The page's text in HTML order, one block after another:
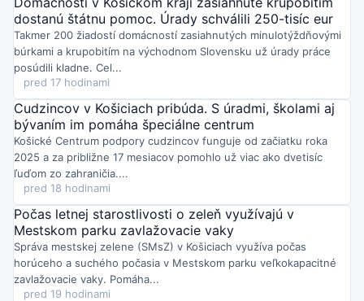
Piatok o 10:11
V košickej mestskej časti Barca opäť zaznamenali krádež,
ktorá znepokojuje miestnych.Úrady vyzývajú obyvateľov na
zvýšenú opatrnosť, dôsledné zamykanie nehnuteľností a pri
podozrivých aktivitách okamžitý kontakt s políciou.
Piatok o 10:06
Zastávka Palackého v Košiciach prechádza rekonštrukciou v
rámci modernizácie MHD.Pribudnú bezbariérové úpravy aj nové
vybavenie, práce majú byť hotové do 24. augusta 2026.
Štvrtok o 20:17
V Košiciach-Krásnej slávnostne otvorili park pri Kostole sv.
Cyrila a Metoda, ktorý nesie meno kňaza Juraja Semivana, a
odhalili mu aj pamätnú tabuľu. Spomienkové podujatie pokračuje
v piatok a sobotu kultúrnym programom a predstavením
publikácie o Semivanovi.
Štvrtok o 14:57
V Košiciach platí čas zvýšeného nebezpečenstva vzniku
požiaru:OR HaZZ ho vyhlásilo pre okresy Košice I až IV od 4.
augusta 2026 od 12:00 až do odvolania. Hasiči vyzývajú
obyvateľov na zvýšenú opatrnosť a dodržiavanie
dostanú štátnu pomoc. Úrady schválili 250-tisíc eur
Takmer 200 žiadostí domácností zasiahnutých minulotýždňovými
búrkami a krupobitím na východnom Slovensku už úrady práce
posúdili kladne. Cel...
pred 17 hodinami
Cudzincov v Košiciach pribúda. S úradmi, školami aj
bývaním im pomáha špeciálne centrum
Košické Centrum podpory cudzincov funguje od začiatku roka
2025 a za približne 17 mesiacov pomohlo už viac ako dvetisíc
ľuďom zo zahraničia....
pred 18 hodinami
Počas letnej starostlivosti o zeleň využívajú v
Mestskom parku zavlažovacie vaky
Správa mestskej zelene (SMsZ) v Košiciach využíva počas
horúceho a suchého počasia v Mestskom parku veľkokapacitné
zavlažovacie vaky. Pomáha...
pred 19 hodinami